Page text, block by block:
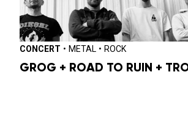
CONCERT • METAL • ROCK
GROG + ROAD TO RUIN +